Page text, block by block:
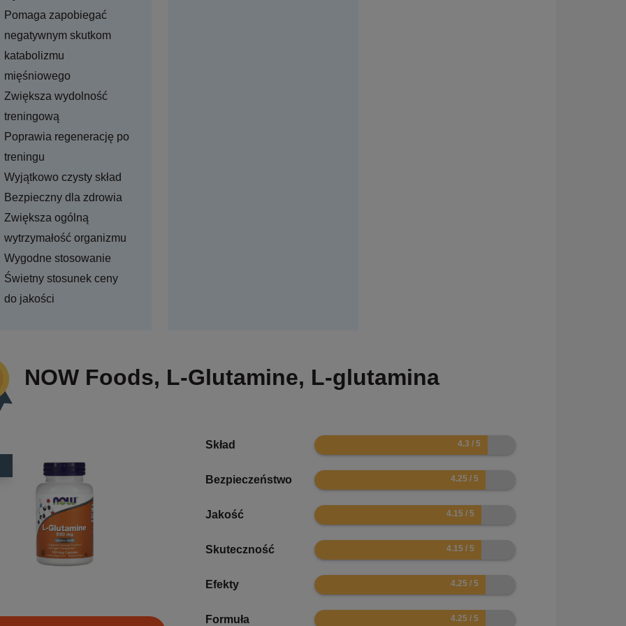
Pomaga zapobiegać
negatywnym skutkom
katabolizmu
mięśniowego
Zwiększa wydolność
treningową
Poprawia regenerację po
treningu
Wyjątkowo czysty skład
Bezpieczny dla zdrowia
Zwiększa ogólną
wytrzymałość organizmu
Wygodne stosowanie
Świetny stosunek ceny
do jakości
NOW Foods, L-Glutamine, L-glutamina
Skład 8.6
Bezpieczeństwo 8.5
Jakość 8.3
Skuteczność 8.3
Efekty 8.5
Formuła 8.5